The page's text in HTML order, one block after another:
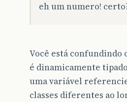
eh um numero!
Você está confundindo
é dinamicamente
uma variável
classes diferentes ao